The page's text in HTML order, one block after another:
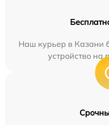
Наш курьер в Казани
устройство на